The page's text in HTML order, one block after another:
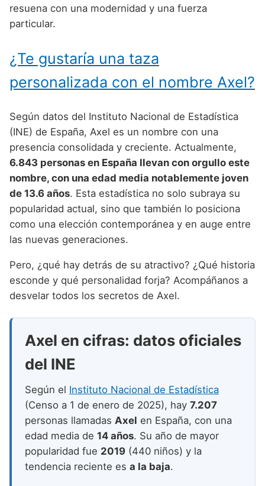
Nombres de niño que empiezan por G
Nombres de niño que empiezan por I
Nombres de niño que empiezan por J
Nombres de niño que empiezan por L
Nombres de niño que empiezan por M
Nombres de niño que empiezan por N
Nombres de niño que empiezan por O
Nombres de niño que empiezan por P
Nombres de niño que empiezan por Q
Nombres de niño que empiezan por R
Nombres de niño que empiezan por S
Nombres de niño que empiezan por X
Nombres de niño que empiezan por Y
Nombres de niño que empiezan por Z
Nombres de Niño Cantabros
Nombres de Niño Catalanes
Nombres de Niño Extremeños
Nombres de Niño Madrileños
Nombres de Niño Murcianos
Nombres de Niño Navarros
Nombres de Niño Riojanos
Nombres de Niño Valencianos
Nombres de Niño Vascos
Nombres de Niño Mitologicos
Nombres de Niño Vikingos
Nombres de Niño Chinos
Nombres de Niño Hispanoamericanos
Nombres de Niño Ingleses
Nombres de Niño Japoneses
Nombres de Niño Judíos
Nombres de Niño Marroquíes
Nombres de Niño Portugueses
Nombres de Niño Rumanos
Nombres de Niño Rusos
Nombres de Niño Suecos
resuena con una modernidad y una fuerza
particular.
¿Te gustaría una taza
personalizada con el nombre Axel?
Según datos del Instituto Nacional de Estadística
(INE) de España, Axel es un nombre con una
presencia consolidada y creciente. Actualmente,
6.843 personas en España llevan con orgullo este
nombre, con una edad media notablemente joven
de 13.6 años. Esta estadística no solo subraya su
popularidad actual, sino que también lo posiciona
como una elección contemporánea y en auge entre
las nuevas generaciones.
Pero, ¿qué hay detrás de su atractivo? ¿Qué historia
esconde y qué personalidad forja? Acompáñanos a
desvelar todos los secretos de Axel.
Axel en cifras: datos oficiales
del INE
Según el Instituto Nacional de Estadística
(Censo a 1 de enero de 2025), hay 7.207
personas llamadas Axel en España, con una
edad media de 14 años. Su año de mayor
popularidad fue 2019 (440 niños) y la
tendencia reciente es a la baja.